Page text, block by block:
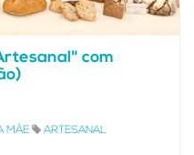
com
MÃE ARTESANAL